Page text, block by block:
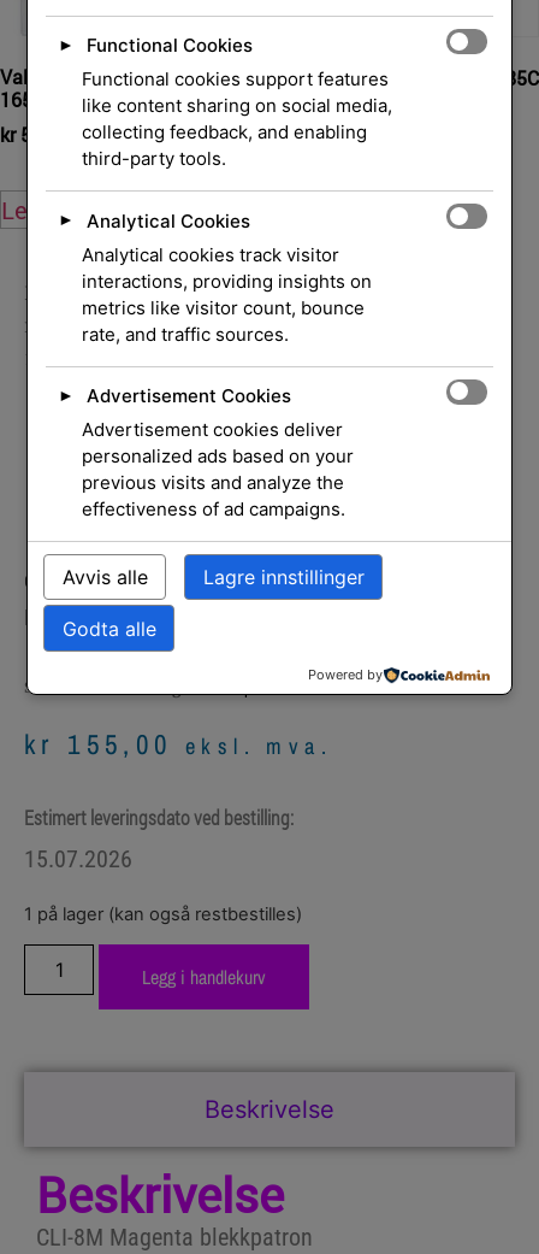
Value Pk/CMYK f DCP-145C
165C MFC-250C
kr510,00 eksl. mva.
Legg i handlekurv
Ink Cart/bk 450sh f DCP-185C
385C 585CW
kr525,00 eksl. mva.
Legg i handlekurv
Hjem /Skrivere og
rekvisita/ Rekvisita /Blekkpatroner
Ink Magenta 13ml
CANON CLI-8M ink magenta 13ml for Pixma
MP800 500 iX4000 iX5000
SKU Canon
kr 155,00 eksl. mva.
Estimert leveringsdato ved bestilling:
15.07.2026
1 på lager (kan også restbestilles)
Legg i handlekurv
Beskrivelse
Beskrivelse
CLI-8M Magenta blekkpatron
►
Functional Cookies
Functional cookies support features
like content sharing on social media,
collecting feedback, and enabling
third-party tools.
►
Analytical Cookies
Analytical cookies track visitor
interactions, providing insights on
metrics like visitor count, bounce
rate, and traffic sources.
►
Advertisement Cookies
Advertisement cookies deliver
personalized ads based on your
previous visits and analyze the
effectiveness of ad campaigns.
Avvis alle Lagre innstillinger
Godta alle
Powered by